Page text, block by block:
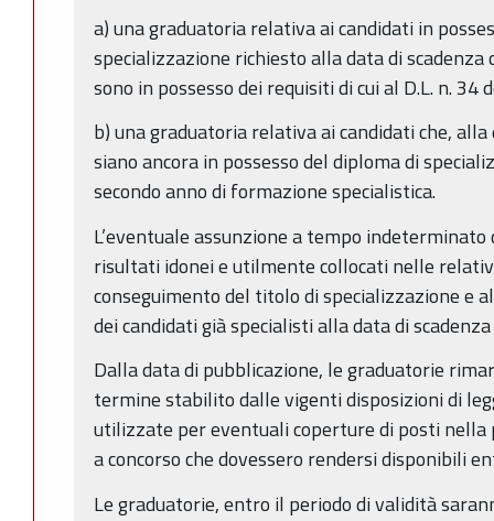
a) una graduatoria relativa ai candidati in
specializzazione richiesto alla data di scadenza
sono in possesso dei requisiti di cui al D.L. n.
b) una graduatoria relativa ai candidati che,
siano ancora in possesso del diploma di
secondo anno di formazione specialistica.
L’eventuale assunzione a tempo
risultati idonei e utilmente collocati nelle
conseguimento del titolo di specializzazione e
dei candidati già specialisti alla data di
Dalla data di pubblicazione, le graduatorie
termine stabilito dalle vigenti disposizioni di
utilizzate per eventuali coperture di posti nella
a concorso che dovessero rendersi disponibili
Le graduatorie, entro il periodo di validità